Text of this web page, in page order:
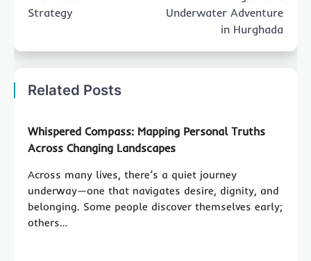
Strategy
Underwater Adventure
in Hurghada
Related Posts
Whispered Compass: Mapping Personal Truths
Across Changing Landscapes
Across many lives, there’s a quiet journey
underway—one that navigates desire, dignity, and
belonging. Some people discover themselves early;
others…